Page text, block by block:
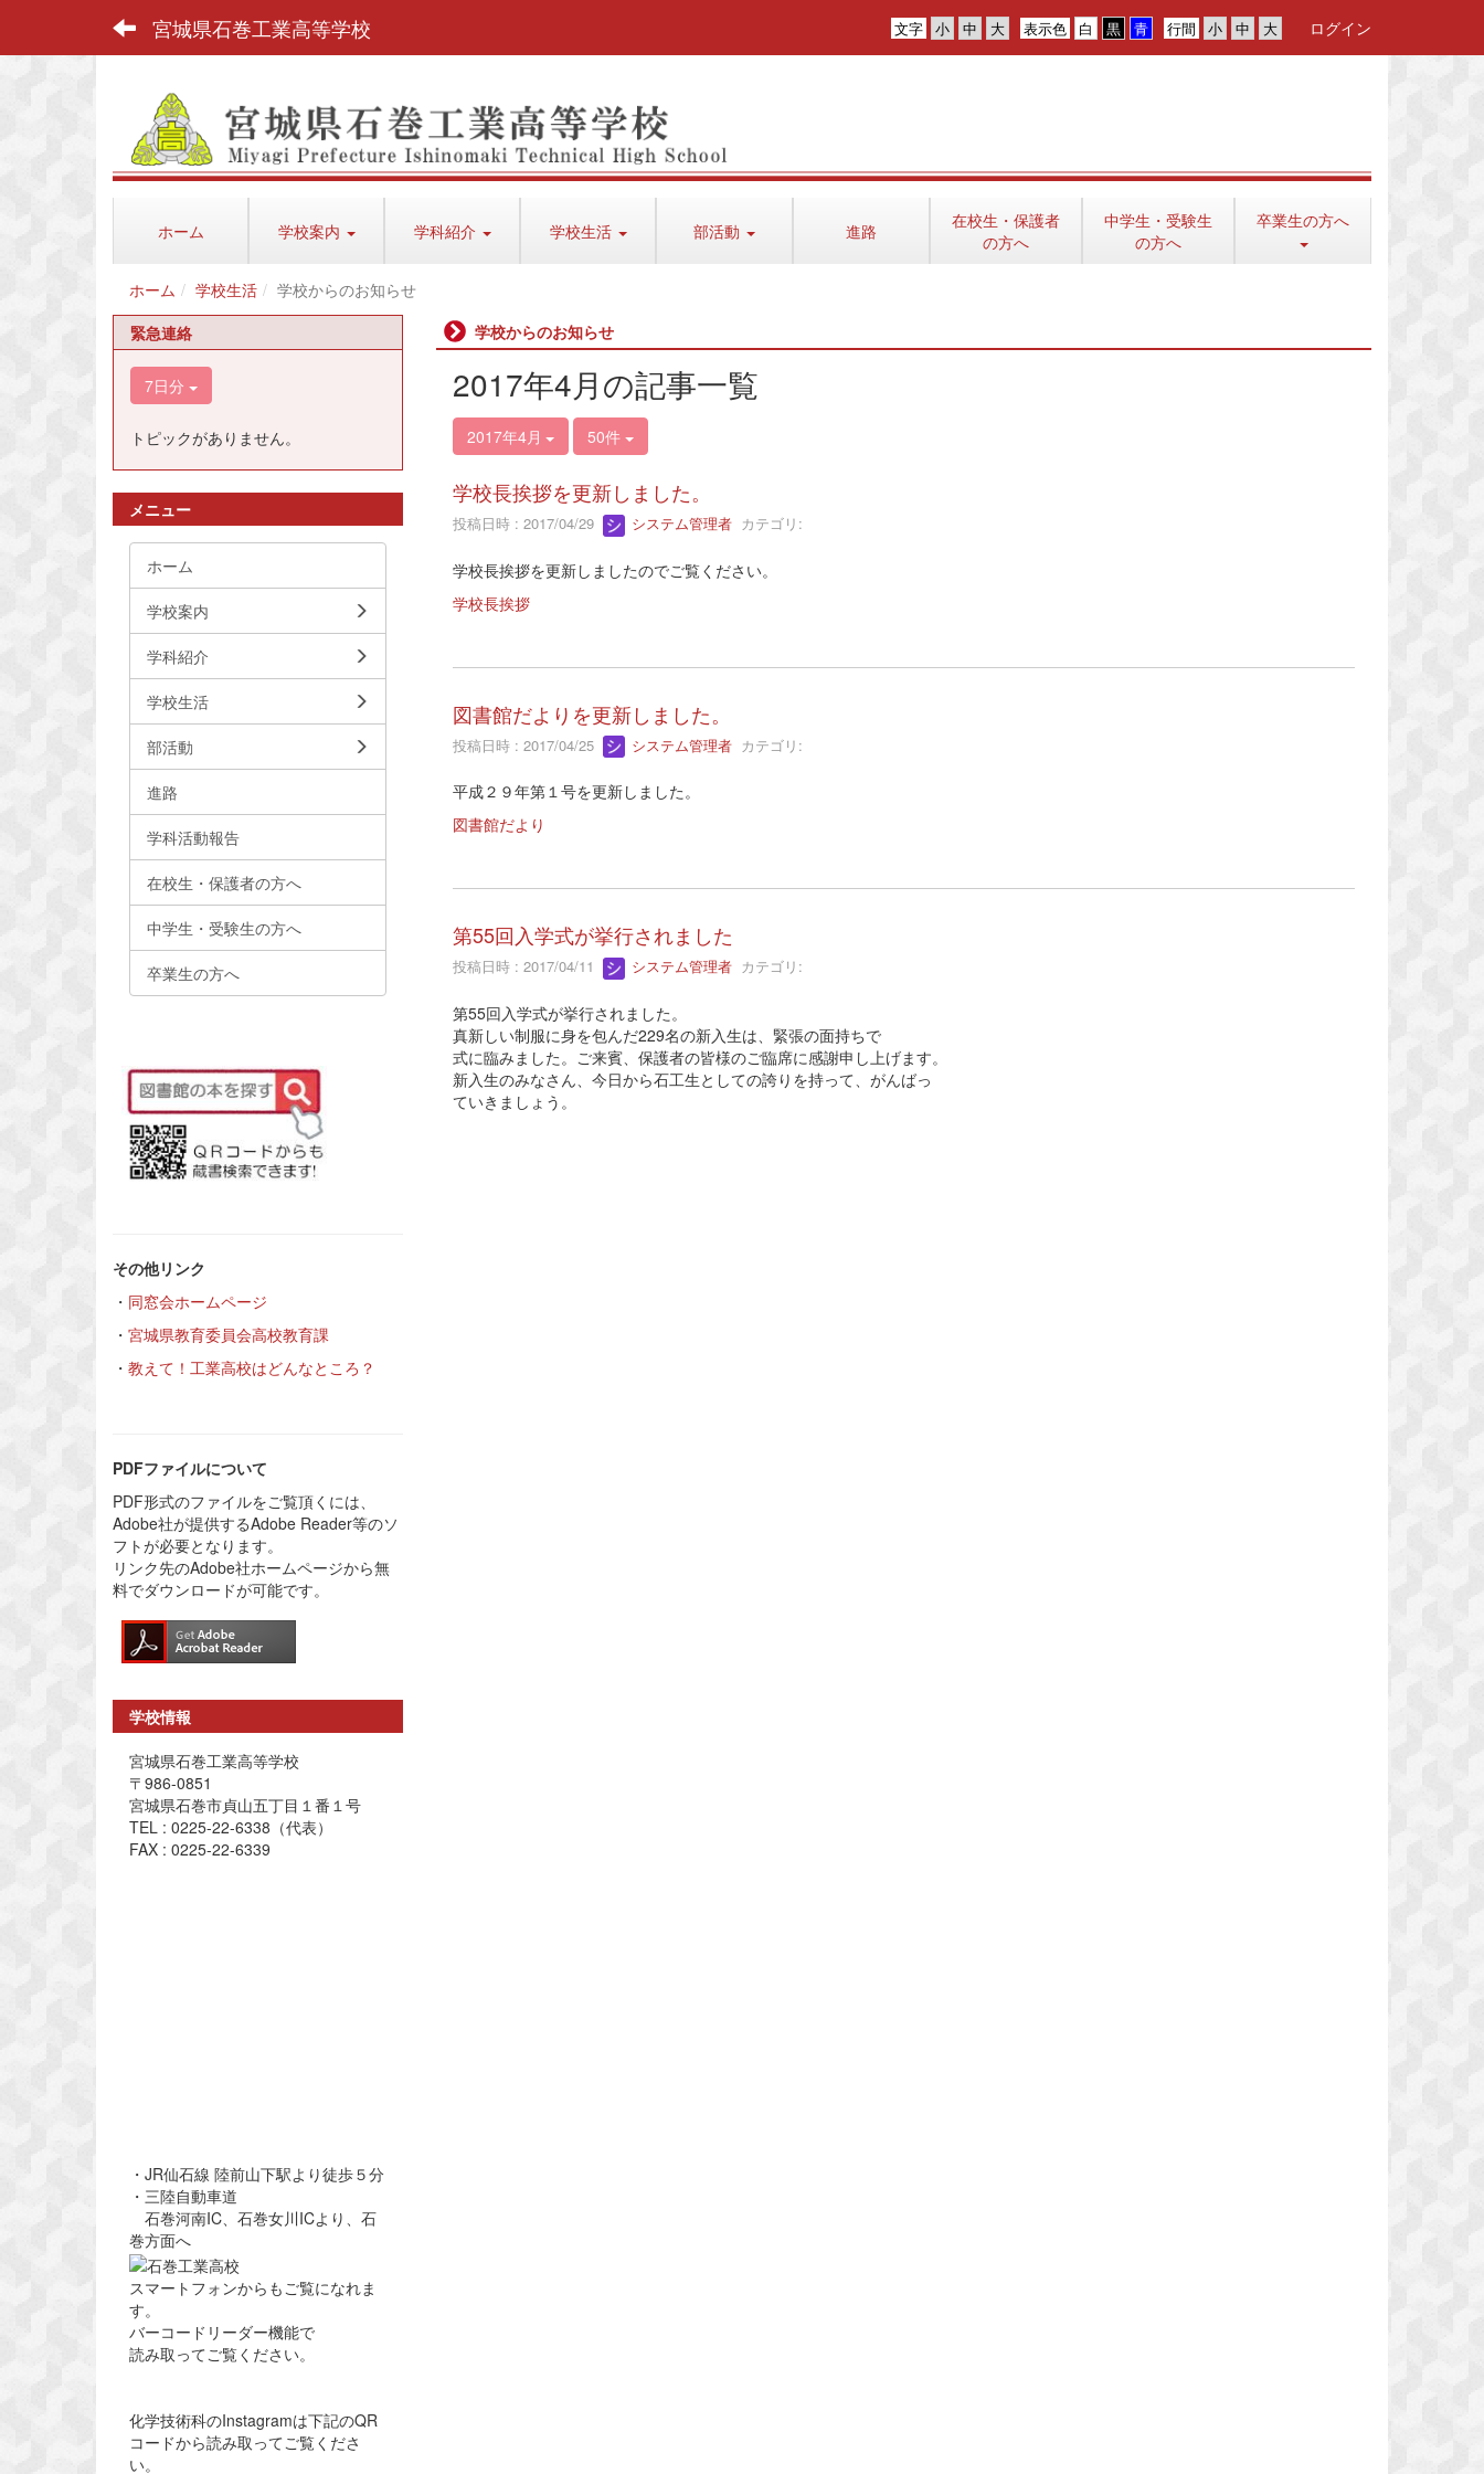
宮城県石巻工業高等学校 行間
表示色
文字 ログイン
ホーム 学校案内 学科紹介 学校生活 部活動 進路
在校生・保護者
の方へ
中学生・受験生
の方へ
卒業生の方へ
ホーム 学校生活
学校からのお知らせ
学校からのお知らせ
2017年4月の記事一覧
2017年4月 50件
学校長挨拶を更新しました。
投稿日時 : 2017/04/29 システム管理者カテゴリ:
学校長挨拶を更新しましたのでご覧ください。
学校長挨拶
図書館だよりを更新しました。
投稿日時 : 2017/04/25 システム管理者カテゴリ:
平成２９年第１号を更新しました。
図書館だより
第55回入学式が挙行されました
投稿日時 : 2017/04/11 システム管理者カテゴリ:
第55回入学式が挙行されました。
真新しい制服に身を包んだ229名の新入生は、緊張の面持ちで
式に臨みました。ご来賓、保護者の皆様のご臨席に感謝申し上げます。
新入生のみなさん、今日から石工生としての誇りを持って、がんばっ
ていきましょう。
緊急連絡
7日分
トピックがありません。
メニュー
ホーム
学校案内
学科紹介
学校生活
部活動
進路
学科活動報告
在校生・保護者の方へ
中学生・受験生の方へ
卒業生の方へ
その他リンク
・ 同窓会ホームページ
・ 宮城県教育委員会高校教育課
・ 教えて！工業高校はどんなところ？
PDFファイルについて
PDF形式のファイルをご覧頂くには、
Adobe社が提供するAdobe Reader等のソ
フトが必要となります。
リンク先のAdobe社ホームページから無
料でダウンロードが可能です。
学校情報
宮城県石巻工業高等学校
〒986-0851
宮城県石巻市貞山五丁目１番１号
TEL : 0225-22-6338（代表）
FAX : 0225-22-6339
・JR仙石線 陸前山下駅より徒歩５分
・三陸自動車道
石巻河南IC、石巻女川ICより、石
巻方面へ
スマートフォンからもご覧になれま
す。
バーコードリーダー機能で
読み取ってご覧ください。
化学技術科のInstagramは下記のQR
コードから読み取ってご覧くださ
い。